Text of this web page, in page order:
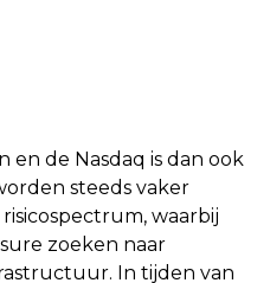
en de Nasdaq is dan ook
steeds vaker
waarbij
zoeken naar
In tijden van